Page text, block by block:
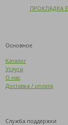
ПРОКЛАДКА
Основное
Каталог
Услуги
О нас
Доставка / оплата
Служба поддержки